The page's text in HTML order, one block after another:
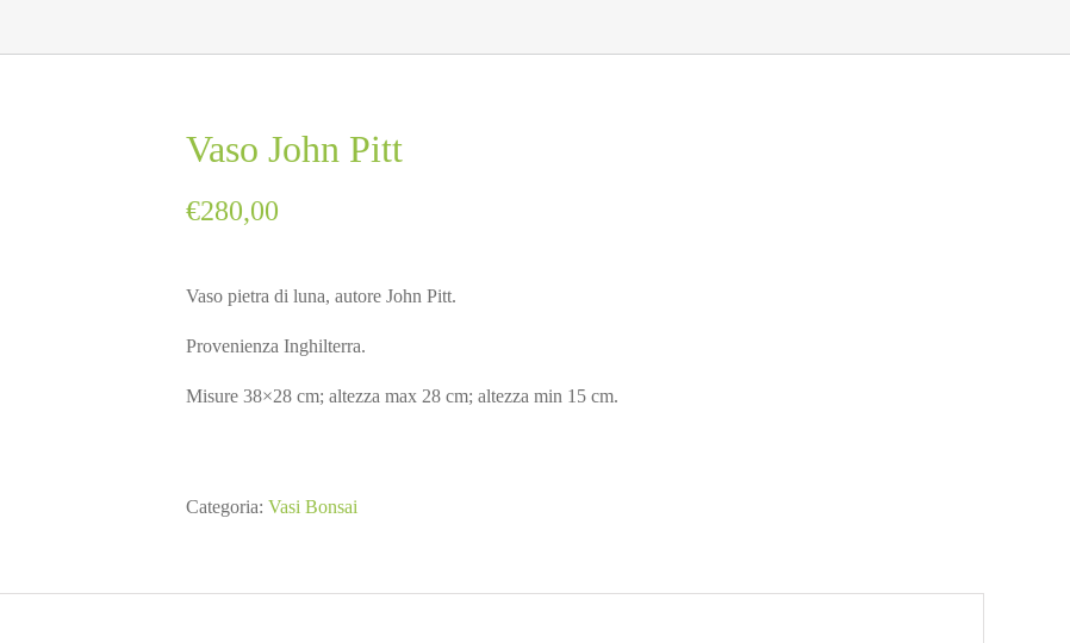
Vaso John Pitt
€280,00
Vaso pietra di luna, autore John Pitt.
Provenienza Inghilterra.
Misure 38×28 cm; altezza max 28 cm; altezza min 15 cm.
Categoria: Vasi Bonsai